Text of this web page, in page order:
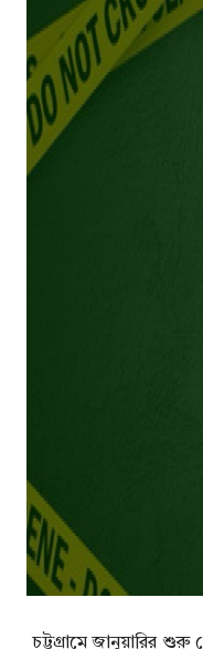
চট্টগ্রামে জানুয়ারির